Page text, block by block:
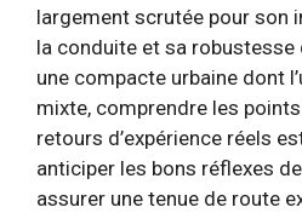
largement scrutée pour son
la conduite et sa robustesse
une compacte urbaine dont
mixte, comprendre les
retours d’expérience réels
anticiper les bons réflexes
assurer une tenue de route